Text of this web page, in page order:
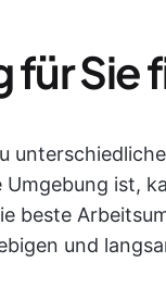
für Sie
ist,
beste
und